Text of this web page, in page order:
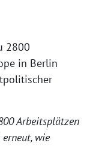
2800
in Berlin
Arbeitsplätzen
wie